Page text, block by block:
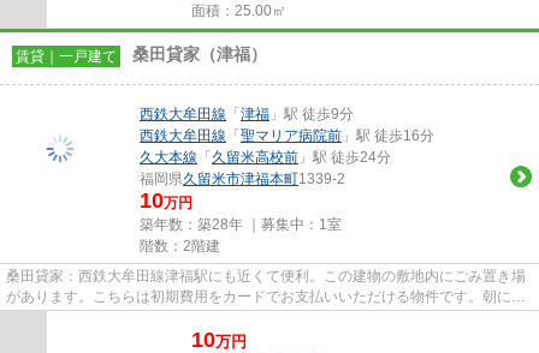
面積：25.00㎡
賃貸｜一戸建て 桑田貸家（津福）
西鉄大牟田線 「津福 」駅 徒歩9分
西鉄大牟田線 「聖マリア病院前 」駅 徒歩16分
久大本線 「久留米高校前 」駅 徒歩24分
福岡県久留米市津福本町1339-2
10万円
築年数：築28年 ｜募集中： 1室
階数：2階建
桑田貸家：西鉄大牟田線津福駅にも近くて便利。この建物の敷地内にごみ置き場
があります。こちらは初期費用をカードでお支払いいただける物件です。朝に慌
てることなく行動するために...
10万円